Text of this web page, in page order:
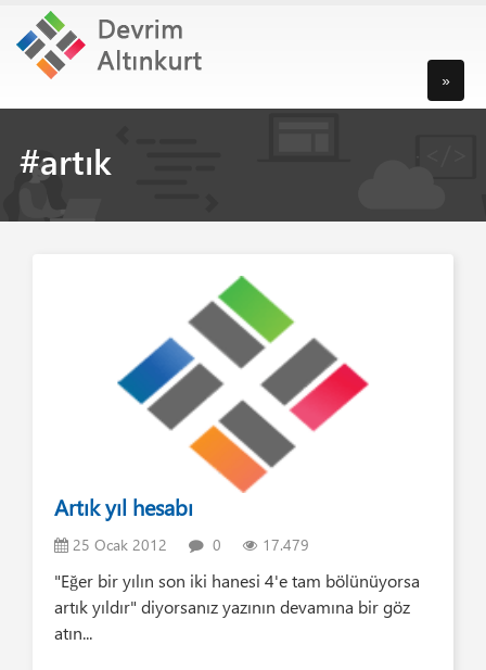
»
#artık
Artık yıl hesabı
25 Ocak 2012 0 17.479
"Eğer bir yılın son iki hanesi 4'e tam bölünüyorsa
artık yıldır" diyorsanız yazının devamına bir göz
atın...